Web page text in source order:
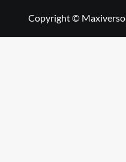
Copyright © Maxiverso